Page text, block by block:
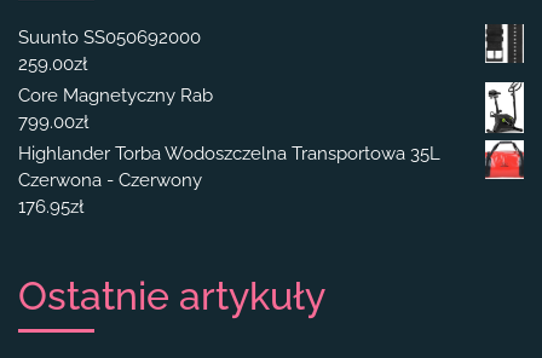
Suunto SS050692000
259.00zł
Core Magnetyczny Rab
799.00zł
Highlander Torba Wodoszczelna Transportowa 35L
Czerwona - Czerwony
176.95zł
Ostatnie artykuły